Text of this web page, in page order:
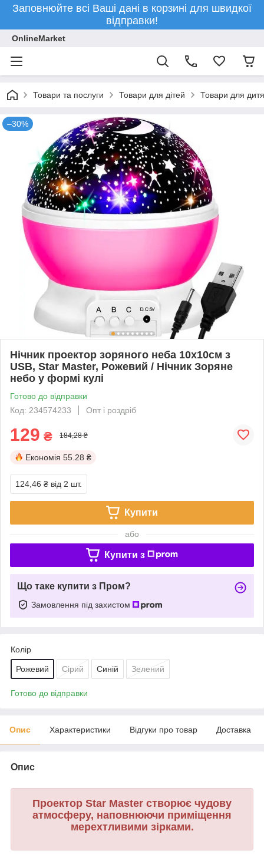
Заповнюйте всі Ваші дані в корзині для швидкої
відправки!
OnlineMarket
Товари та послуги Товари для дітей Товари для
–30%
Нічник проектор зоряного неба 10х10см з
USB, Star Master, Рожевий / Нічник Зоряне
небо у формі кулі
Готово до відправки
Код: 234574233
Опт і роздріб
129 ₴ 184,28 ₴
Економія 55.28 ₴
124,46 ₴ від 2 шт.
Купити
або
Купити з
Що таке купити з Пром?
Замовлення під захистом
Колір
Рожевий Сірий Синій Зелений
Готово до відправки
Опис Характеристики Відгуки про товар Доставка
Опис
Проектор Star Master створює чудову
атмосферу, наповнюючи приміщення
мерехтливими зірками.